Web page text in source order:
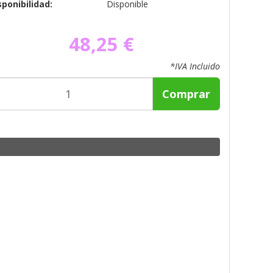
Disponible
48,25 €
*IVA Incluido
Comprar